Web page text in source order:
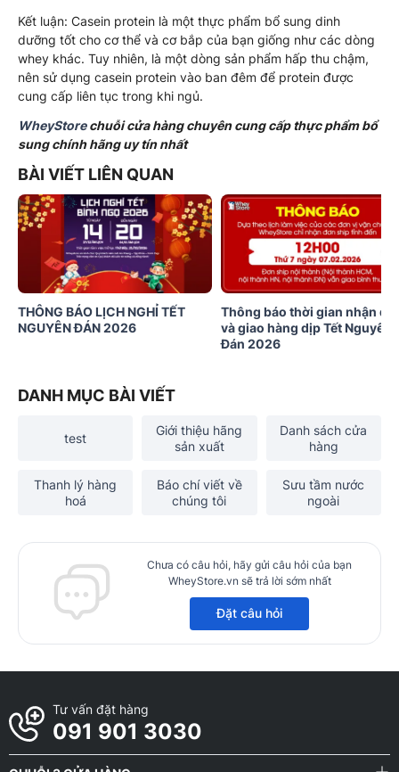
Kết luận: Casein protein là một thực phẩm bổ sung dinh
dưỡng tốt cho cơ thể và cơ bắp của bạn giống như các dòng
whey khác. Tuy nhiên, là một dòng sản phẩm hấp thu chậm,
nên sử dụng casein protein vào ban đêm để protein được
cung cấp liên tục trong khi ngủ.
WheyStorechuỗi cửa hàng chuyên cung cấp thực phẩm bổ
sung chính hãng uy tín nhất
BÀI VIẾT LIÊN QUAN
THÔNG BÁO LỊCH NGHỈ TẾT
NGUYÊN ĐÁN 2026
Thông báo thời gian nhận
và giao hàng dịp Tết Nguyên
Đán 2026
DANH MỤC BÀI VIẾT
test
Giới thiệu hãng
sản xuất
Danh sách cửa
hàng
Thanh lý hàng
hoá
Báo chí viết về
chúng tôi
Sưu tầm nước
ngoài
Chưa có câu hỏi, hãy gửi câu hỏi của bạn
WheyStore.vn sẽ trả lời sớm nhất
Đặt câu hỏi
Tư vấn đặt hàng
091 901 3030